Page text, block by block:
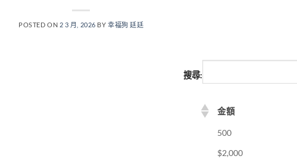
POSTED ON 2 3 月, 2026 BY幸福狗 廷廷
搜尋:
金額
500
$2,000